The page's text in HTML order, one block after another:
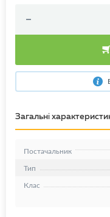
Загальні
Постачальник
Тип
Клас